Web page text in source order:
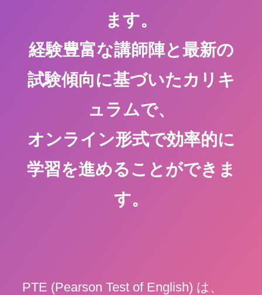
ます。
経験豊富な講師陣と最新の
試験傾向に基づいたカリキ
ュラムで、
オンライン形式で効率的に
学習を進めることができま
す。
PTE (Pearson Test of English) は、